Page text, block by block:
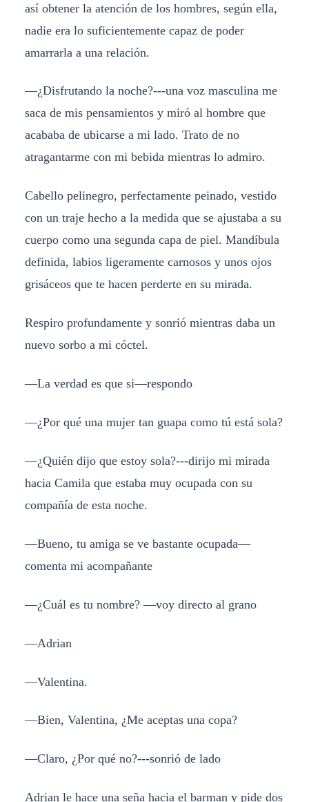
así obtener la atención de los hombres, según ella,
nadie era lo suficientemente capaz de poder
amarrarla a una relación.
—¿Disfrutando la noche?---una voz masculina me
saca de mis pensamientos y miró al hombre que
acababa de ubicarse a mi lado. Trato de no
atragantarme con mi bebida mientras lo admiro.
Cabello pelinegro, perfectamente peinado, vestido
con un traje hecho a la medida que se ajustaba a su
cuerpo como una segunda capa de piel. Mandíbula
definida, labios ligeramente carnosos y unos ojos
grisáceos que te hacen perderte en su mirada.
Respiro profundamente y sonrió mientras daba un
nuevo sorbo a mi cóctel.
—La verdad es que si—respondo
—¿Por qué una mujer tan guapa como tú está sola?
—¿Quién dijo que estoy sola?---dirijo mi mirada
hacia Camila que estaba muy ocupada con su
compañía de esta noche.
—Bueno, tu amiga se ve bastante ocupada—
comenta mi acompañante
—¿Cuál es tu nombre? —voy directo al grano
—Adrian
—Valentina.
—Bien, Valentina, ¿Me aceptas una copa?
—Claro, ¿Por qué no?---sonrió de lado
Adrian le hace una seña hacia el barman y pide dos